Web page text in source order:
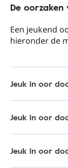
De
Een jeukend
hieronder de
Jeuk in oor
Jeuk in oor
Jeuk in oor